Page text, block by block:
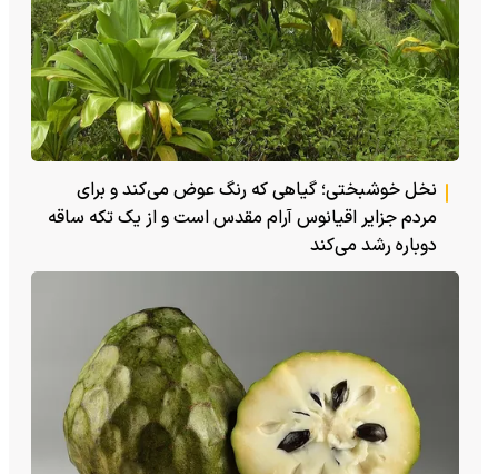
نخل خوشبختی؛ گیاهی که رنگ عوض می‌کند و برای
مردم جزایر اقیانوس آرام مقدس است و از یک تکه ساقه
دوباره رشد می‌کند